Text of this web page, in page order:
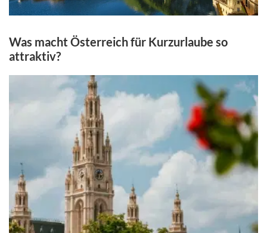
Was macht Österreich für Kurzurlaube so
attraktiv?